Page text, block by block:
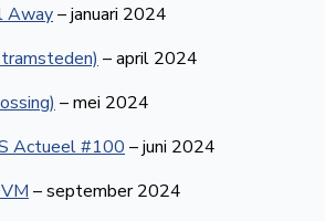
Away– januari 2024
– april 2024
– mei 2024
Actueel #100 – juni 2024
– september 2024